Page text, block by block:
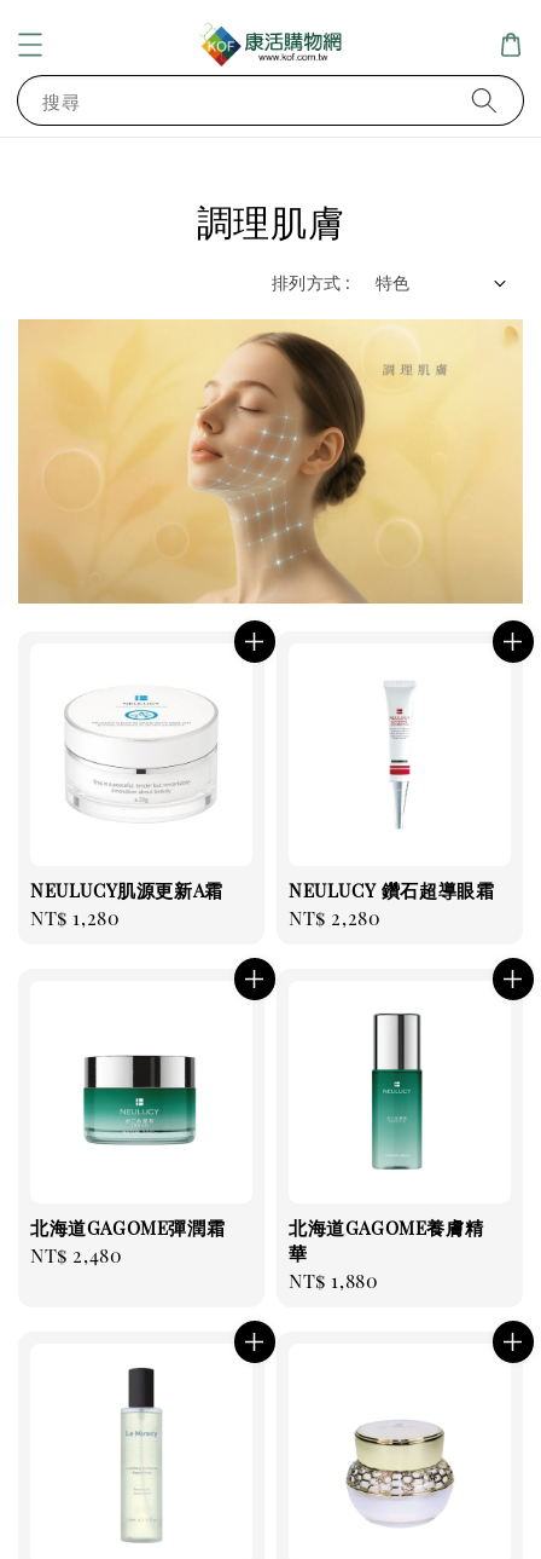
搜尋
調理肌膚
排列方式 :
NEULUCY肌源更新A霜
Regular
NT$ 1,280
NEULUCY 鑽石超導眼霜
Regular
NT$ 2,280
北海道GAGOME彈潤霜
Regular
NT$ 2,480
北海道GAGOME養膚精
華
Regular
NT$ 1,880